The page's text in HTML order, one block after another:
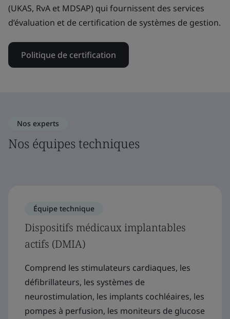
(UKAS, RvA et MDSAP) qui fournissent des services
d’évaluation et de certification de systèmes de gestion.
Politique de certification
Nos experts
Nos équipes techniques
Équipe technique
Dispositifs médicaux implantables
actifs (DMIA)
Comprend les stimulateurs cardiaques, les
défibrillateurs, les systèmes de
neurostimulation, les implants cochléaires, les
pompes à perfusion, les moniteurs de glucose